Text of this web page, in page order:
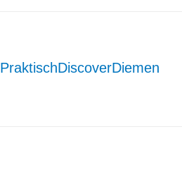
PraktischDiscoverDiemen